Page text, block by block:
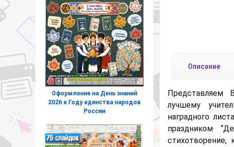
Описание
Представляем
лучшему
наградного
праздником
Оформление на День знаний
2026 к Году единства народов
России